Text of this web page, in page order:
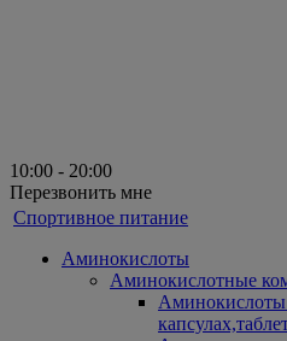
10:00 - 20:00
Перезвонить мне
Спортивное питание
Аминокислоты
Аминокислотные
Аминокислоты